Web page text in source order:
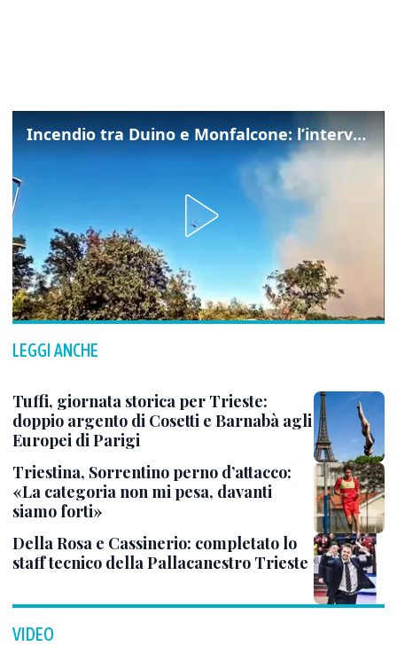
Incendio tra Duino e Monfalcone: l’intervento dei vigili del fuoco
LEGGI ANCHE
Tuffi, giornata storica per Trieste:
doppio argento di Cosetti e Barnabà agli
Europei di Parigi
Triestina, Sorrentino perno d’attacco:
«La categoria non mi pesa, davanti
siamo forti»
Della Rosa e Cassinerio: completato lo
staff tecnico della Pallacanestro Trieste
VIDEO